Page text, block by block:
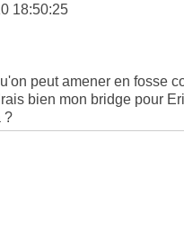
18:50:25
peut amener en fosse
bien mon bridge pour
?